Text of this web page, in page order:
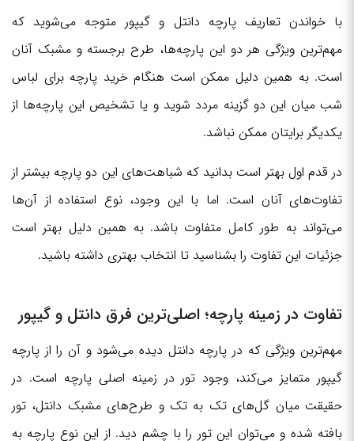
با خواندن تعاریف پارچه دانتل و گیپور متوجه می‌شوید که
مهم‌ترین ویژگی هر دو این پارچه‌ها، طرح برجسته و مشبک آنان
است. به همین دلیل ممکن است هنگام خرید پارچه برای لباس
شب میان این دو گزینه مردد شوید و یا تشخیص این پارچه‌ها از
یکدیگر برایتان ممکن نباشد.
در قدم اول بهتر است بدانید که شباهت‌های این دو پارچه بیشتر از
تفاوت‌های آنان است. اما با این وجود، نوع استفاده از آن‌ها
می‌تواند به طور کامل متفاوت باشد. به همین دلیل بهتر است
جزئیات این تفاوت را بشناسید تا انتخاب بهتری داشته باشید.
تفاوت در زمینه پارچه؛ اصلی‌ترین فرق دانتل و گیپور
مهم‌ترین ویژگی که در پارچه دانتل دیده می‌شود و آن را از پارچه
گیپور متمایز می‌کند، وجود تور در زمینه اصلی پارچه است. در
حقیقت میان گل‌های تک به تک و طرح‌های مشبک دانتل، تور
بافته شده و می‌توان این تور را با چشم دید. از این نوع پارچه به